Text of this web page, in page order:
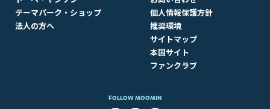
テーマパーク・ショップ
法人の方へ
個人情報保護方針
推奨環境
サイトマップ
本国サイト
ファンクラブ
FOLLOW MOOMIN